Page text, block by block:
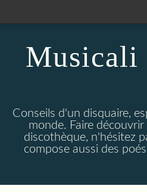
Musicali
Conseils d'un disquaire,
monde. Faire
discothèque, n'hésitez
compose aussi des